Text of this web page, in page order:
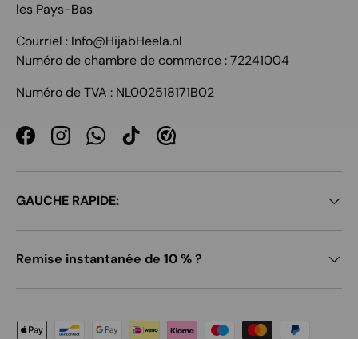
les Pays-Bas
Courriel : Info@HijabHeela.nl
Numéro de chambre de commerce : 72241004
Numéro de TVA : NL002518171B02
FacebookInstagramWhatsApp
TikTok
GAUCHE RAPIDE:
Remise instantanée de 10 % ?
Moyens de paiement acceptés